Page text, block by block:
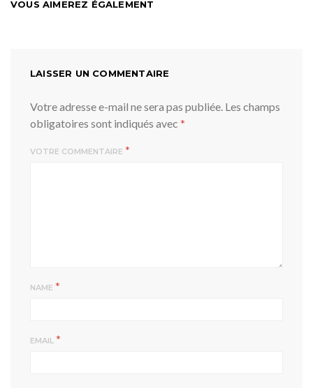
VOUS AIMEREZ ÉGALEMENT
LAISSER UN COMMENTAIRE
Votre adresse e-mail ne sera pas publiée. Les champs
obligatoires sont indiqués avec *
VOTRE COMMENTAIRE *
NAME *
EMAIL *